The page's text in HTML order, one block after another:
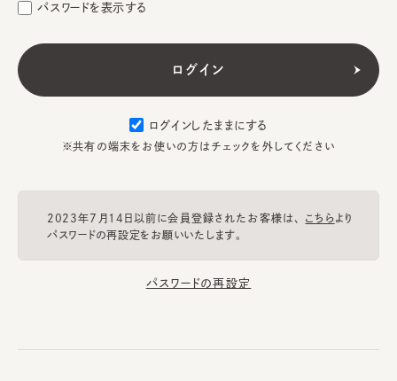
パスワードを表示する
ログインしたままにする
※共有の端末をお使いの方はチェックを外してください
2023年7月14日以前に会員登録されたお客様は、 こちらより
パスワードの再設定をお願いいたします。
パスワードの再設定